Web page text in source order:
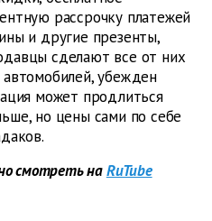
рассрочку платежей
и другие презенты,
сделают все от них
убежден
может продлиться
но цены сами по себе
смотреть наRuTube